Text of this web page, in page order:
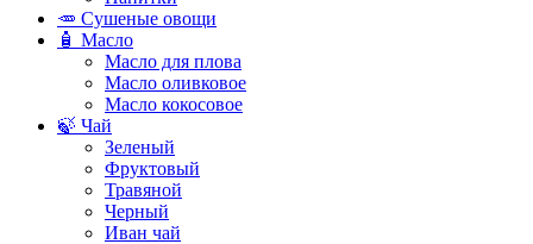
🥕 Сушеные овощи
🧴 Масло
Масло для плова
Масло оливковое
Масло кокосовое
🍃 Чай
Зеленый
Фруктовый
Травяной
Черный
Иван чай